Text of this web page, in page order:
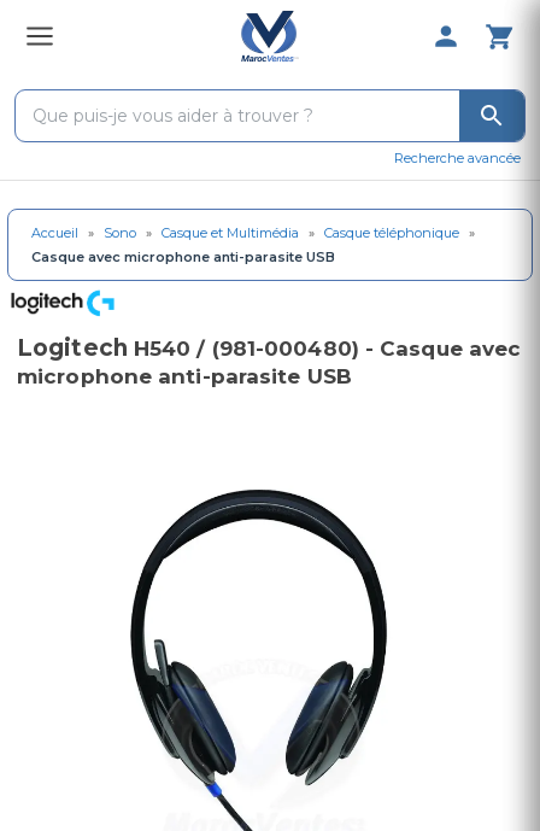
0 Produit
Recherche avancée
Accueil » Sono » Casque et Multimédia » Casque téléphonique »
Casque avec microphone anti-parasite USB
Logitech H540 / (981-000480) - Casque avec
microphone anti-parasite USB